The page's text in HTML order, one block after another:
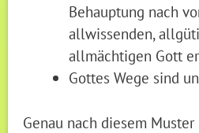
Behauptung nach
allwissenden,
allmächtigen Gott
Gottes Wege sind
Genau nach diesem